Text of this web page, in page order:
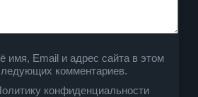
имя, Email и адрес сайта в этом
комментариев.
конфиденциальности